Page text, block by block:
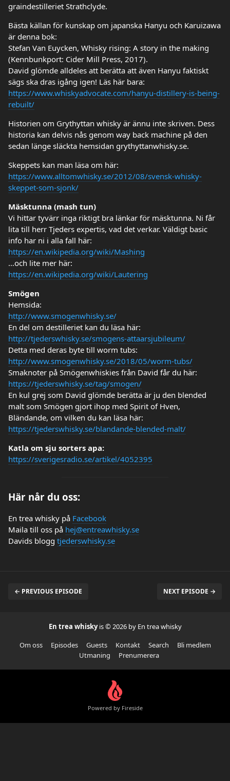
graindestilleriet Strathclyde.
Bästa källan för kunskap om japanska Hanyu och Karuizawa
är denna bok:
Stefan Van Euycken, Whisky rising: A story in the making
(Kennbunkport: Cider Mill Press, 2017).
David glömde alldeles att berätta att även Hanyu faktiskt
sägs ska dras igång igen! Läs här bara:
https://www.whiskyadvocate.com/hanyu-distillery-is-being-
rebuilt/
Historien om Grythyttan whisky är ännu inte skriven. Dess
historia kan delvis nås genom way back machine på den
sedan länge släckta hemsidan grythyttanwhisky.se.
Skeppets kan man läsa om här:
https://www.alltomwhisky.se/2012/08/svensk-whisky-
skeppet-som-sjonk/
Mäsktunna (mash tun)
Vi hittar tyvärr inga riktigt bra länkar för mäsktunna. Ni får
lita till herr Tjeders expertis, vad det verkar. Väldigt basic
info har ni i alla fall här:
https://en.wikipedia.org/wiki/Mashing
…och lite mer här:
https://en.wikipedia.org/wiki/Lautering
Smögen
Hemsida:
http://www.smogenwhisky.se/
En del om destilleriet kan du läsa här:
http://tjederswhisky.se/smogens-attaarsjubileum/
Detta med deras byte till worm tubs:
http://www.smogenwhisky.se/2018/05/worm-tubs/
Smaknoter på Smögenwhiskies från David får du här:
https://tjederswhisky.se/tag/smogen/
En kul grej som David glömde berätta är ju den blended
malt som Smögen gjort ihop med Spirit of Hven,
Bländande, om vilken du kan läsa här:
https://tjederswhisky.se/blandande-blended-malt/
Katla om sju sorters apa:
https://sverigesradio.se/artikel/4052395
Här når du oss:
En trea whisky på Facebook
Maila till oss på hej@entreawhisky.se
Davids blogg tjederswhisky.se
← PREVIOUS EPISODE NEXT EPISODE →
En trea whiskyis © 2026 by En trea whisky
Om oss
Episodes Guests Kontakt Search
Bli medlem
Utmaning
Prenumerera
Powered by Fireside